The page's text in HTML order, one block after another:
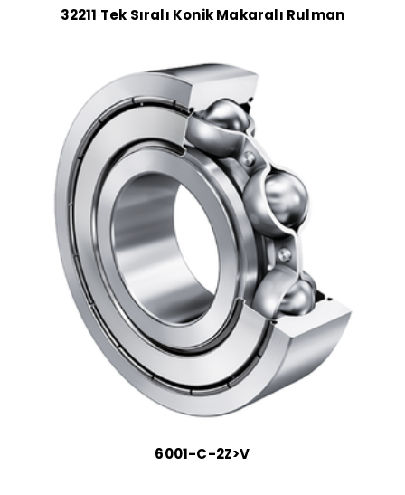
32211 Tek Sıralı Konik Makaralı Rulman
6001-C-2Z>V